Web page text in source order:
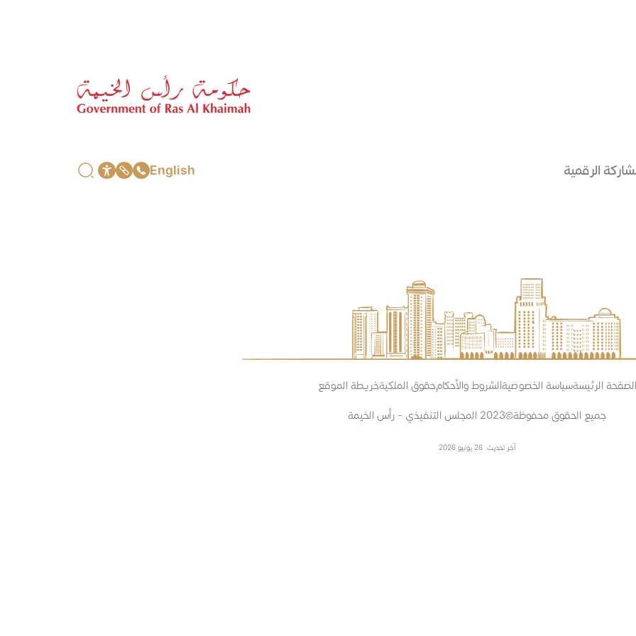
الرقمية English
الصفحة الرئيسةسياسة الخصوصيةالشروط والأحكامحقوق الملكيةخريطة الموقع
جميع الحقوق محفوظة 2023 المجلس التنفيذي - رأس الخيمة
آخر تحديث: 26 يونيو 2026